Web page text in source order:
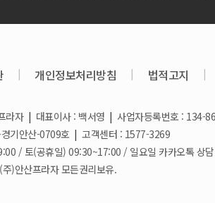
갤럭시S26 / 아이폰17e 공통지원금 상향!
| 개인정보처리방침 | 법적고지 |
라자 | 대표이사 : 백서영 | 사업자등록번호 : 134-
기안산-0709호 | 고객센터 : 1577-3269
/ 토(공휴일) 09:30~17:00 / 일요일 카카오톡 상
안산프라자 모든권리보유.